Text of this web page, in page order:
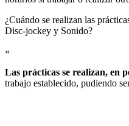
¿Cuándo se realizan las
Disc-jockey y Sonido?​
«
Las prácticas se realizan, en
trabajo establecido, pudiendo